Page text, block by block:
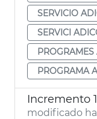
SERVICIO
SERVICI
PROGRAMA
modificado